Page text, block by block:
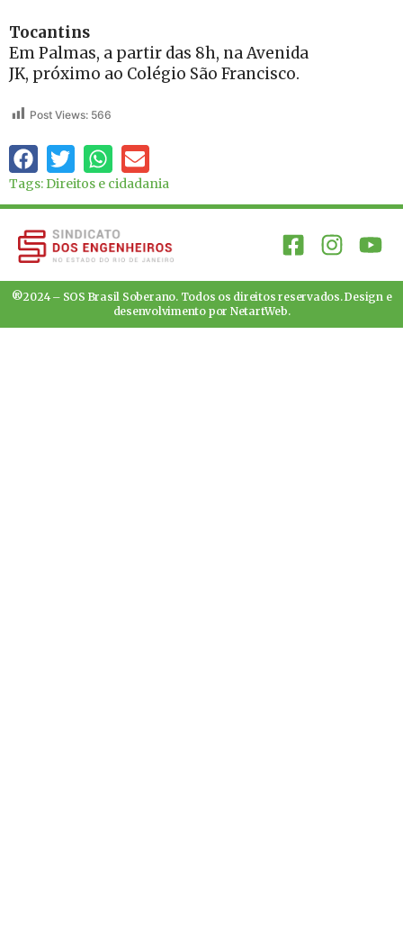
Tocantins
Em Palmas, a partir das 8h, na Avenida
JK, próximo ao Colégio São Francisco.
Post Views: 566
Tags:Direitos e cidadania
®2024 – SOS Brasil Soberano. Todos os direitos reservados. Design e
desenvolvimento por NetartWeb.